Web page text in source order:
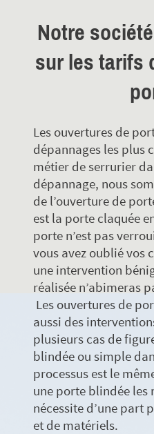
Notre
sur les tarifs
Les ouvertures de
dépannages les plus
métier de serrurier
dépannage, nous
de l’ouverture de
est la porte claquée
porte n’est pas
vous avez oublié vos
une intervention
réalisée n’abimeras
Les ouvertures de
aussi des
plusieurs cas de
blindée ou simple
processus est le
une porte blindée les
nécessite d’une part
et de matériels.